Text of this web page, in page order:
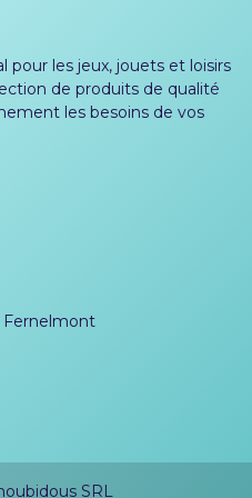
pour les jeux, jouets et loisirs
de produits de qualité
les besoins de vos
Fernelmont
SRL